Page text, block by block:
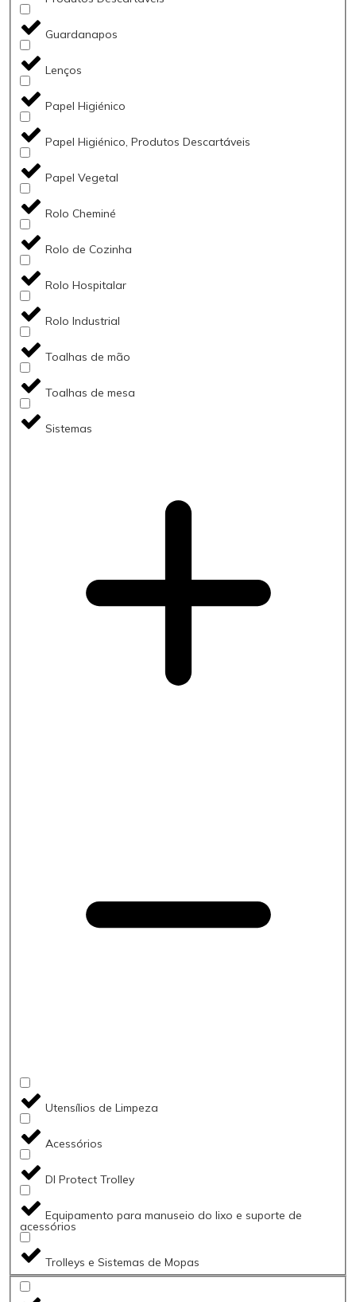
Guardanapos
Lenços
Papel Higiénico
Papel Higiénico, Produtos Descartáveis
Papel Vegetal
Rolo Cheminé
Rolo de Cozinha
Rolo Hospitalar
Rolo Industrial
Toalhas de mão
Toalhas de mesa
Sistemas
Utensílios de Limpeza
Acessórios
DI Protect Trolley
Equipamento para manuseio do lixo e suporte de
acessórios
Trolleys e Sistemas de Mopas